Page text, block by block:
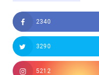
2340
3290
5212